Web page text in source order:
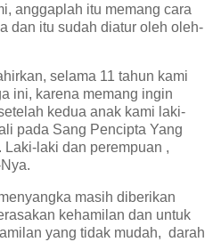
anggaplah itu memang cara
dan itu sudah diatur oleh oleh-
selama 11 tahun kami
ini, karena memang ingin
kedua anak kami laki-
pada Sang Pencipta Yang
laki dan perempuan ,
masih diberikan
kehamilan dan untuk
yang tidak mudah, darah